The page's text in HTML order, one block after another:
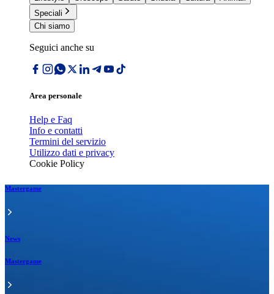
Speciali
Chi siamo
Seguici anche su
Area personale
Help e Faq
Info e contatti
Termini del servizio
Utilizzo dati e privacy
Cookie Policy
Mastergame
News
Mastergame